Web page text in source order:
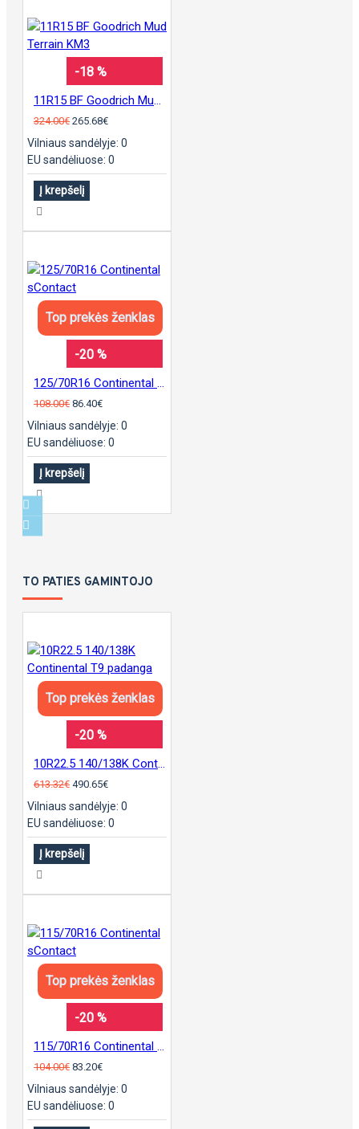
-18 %
324.00€ 265.68€
Vilniaus sandėlyje: 0
EU sandėliuose: 0
Į krepšelį
Top prekės ženklas
-20 %
108.00€ 86.40€
Vilniaus sandėlyje: 0
EU sandėliuose: 0
Į krepšelį
TO PATIES GAMINTOJO
Top prekės ženklas
-20 %
613.32€ 490.65€
Vilniaus sandėlyje: 0
EU sandėliuose: 0
Į krepšelį
Top prekės ženklas
-20 %
104.00€ 83.20€
Vilniaus sandėlyje: 0
EU sandėliuose: 0